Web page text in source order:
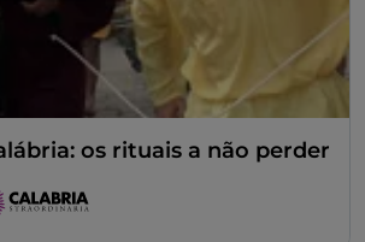
os rituais a não perder